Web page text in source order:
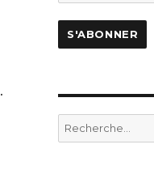
Recherche
pour